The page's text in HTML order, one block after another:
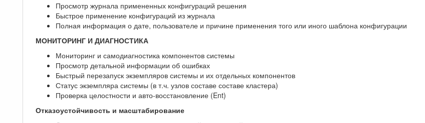
Просмотр журнала примененных конфигураций решения
Быстрое применение конфигураций из журнала
Полная информация о дате, пользователе и причине применения того или иного шаблона конфигурации
МОНИТОРИНГ И ДИАГНОСТИКА
Мониторинг и самодиагностика компонентов системы
Просмотр детальной информации об ошибках
Быстрый перезапуск экземпляров системы и их отдельных компонентов
Статус экземпляра системы (в т.ч. узлов составе составе кластера)
Проверка целостности и авто-восстановление (Ent)
Отказоустойчивость и масштабирование